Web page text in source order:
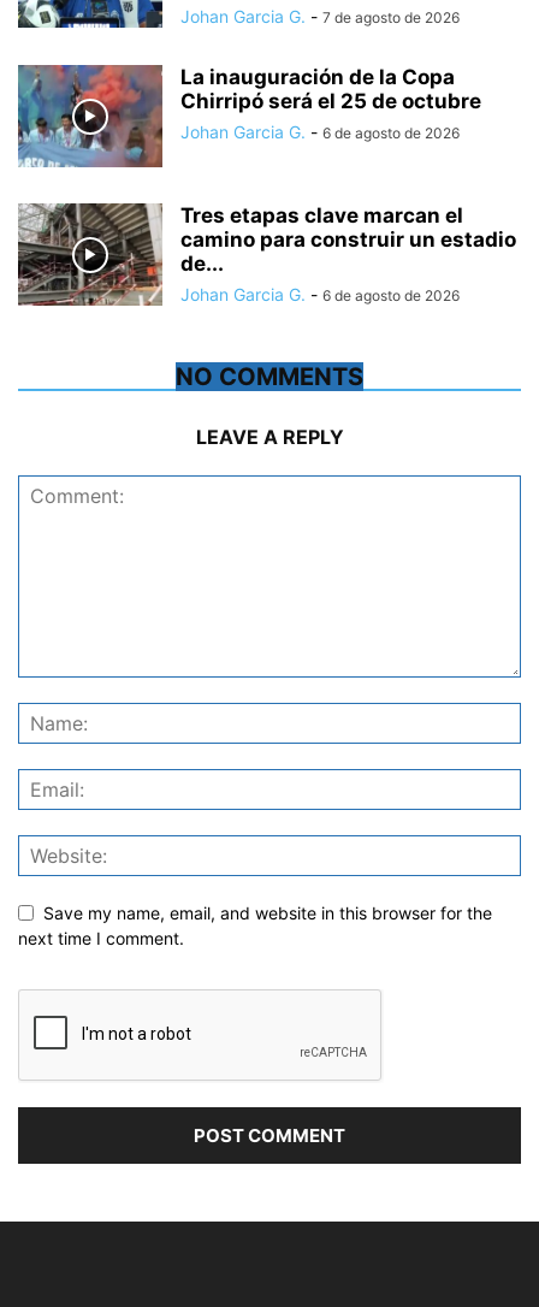
Johan Garcia G. - 7 de agosto de 2026
La inauguración de la Copa
Chirripó será el 25 de octubre
Johan Garcia G. - 6 de agosto de 2026
Tres etapas clave marcan el
camino para construir un estadio
de...
Johan Garcia G. - 6 de agosto de 2026
NO COMMENTS
LEAVE A REPLY
Save my name, email, and website in this browser for the
next time I comment.